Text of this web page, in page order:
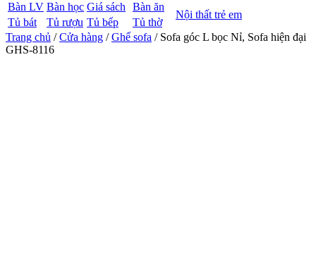
Bàn LV Bàn học Giá sách Bàn ăn
Nội thất trẻ em
Tủ bát Tủ rượu Tủ bếp
Tủ thờ
Trang chủ /Cửa hàng /Ghế sofa / Sofa góc L bọc Nỉ, Sofa hiện đại
GHS-8116